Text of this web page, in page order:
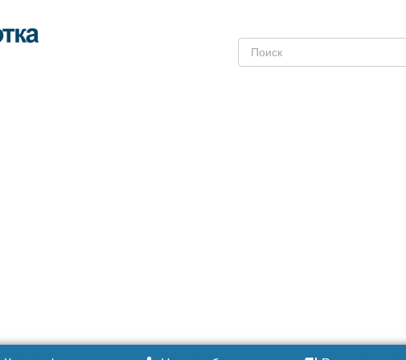
Поиск: